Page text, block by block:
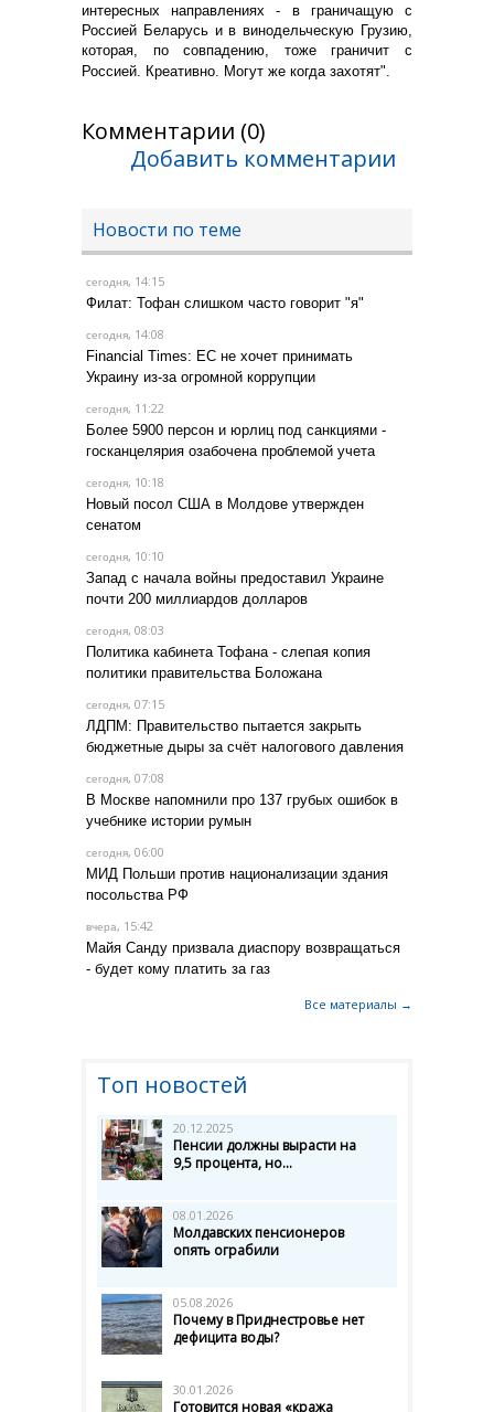
интересных направлениях - в граничащую с
Россией Беларусь и в винодельческую Грузию,
которая, по совпадению, тоже граничит с
Россией. Креативно. Могут же когда захотят".
Комментарии (0)
Добавить комментарии
Новости по теме
сегодня, 14:15
Филат: Тофан слишком часто говорит "я"
сегодня, 14:08
Financial Times: ЕС не хочет принимать
Украину из-за огромной коррупции
сегодня, 11:22
Более 5900 персон и юрлиц под санкциями -
госканцелярия озабочена проблемой учета
сегодня, 10:18
Новый посол США в Молдове утвержден
сенатом
сегодня, 10:10
Запад с начала войны предоставил Украине
почти 200 миллиардов долларов
сегодня, 08:03
Политика кабинета Тофана - слепая копия
политики правительства Боложана
сегодня, 07:15
ЛДПМ: Правительство пытается закрыть
бюджетные дыры за счёт налогового давления
сегодня, 07:08
В Москве напомнили про 137 грубых ошибок в
учебнике истории румын
сегодня, 06:00
МИД Польши против национализации здания
посольства РФ
вчера, 15:42
Майя Санду призвала диаспору возвращаться
- будет кому платить за газ
Все материалы →
Топ новостей
20.12.2025
Пенсии должны вырасти на
9,5 процента, но...
08.01.2026
Молдавских пенсионеров
опять ограбили
05.08.2026
Почему в Приднестровье нет
дефицита воды?
30.01.2026
Готовится новая «кража